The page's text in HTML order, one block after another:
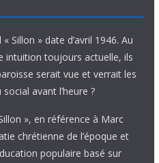
Sillon » date d’avril 1946. Au
intuition toujours actuelle, ils
serait vue et verrait les
avant l’heure ?
», en référence à Marc
chrétienne de l’époque et
populaire basé sur